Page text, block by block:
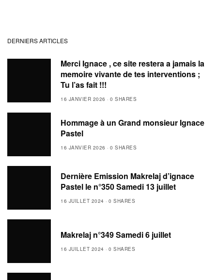
DERNIERS ARTICLES
Merci Ignace , ce site restera a jamais la
memoire vivante de tes interventions ;
Tu l’as fait !!!
16 JANVIER 2026 0 SHARES
Hommage à un Grand monsieur Ignace
Pastel
16 JANVIER 2026 0 SHARES
Dernière Emission Makrelaj d’ignace
Pastel le n°350 Samedi 13 juillet
16 JUILLET 2024 0 SHARES
Makrelaj n°349 Samedi 6 juillet
16 JUILLET 2024 0 SHARES